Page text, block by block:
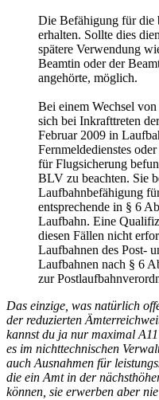
Die Befähigung für die
erhalten. Sollte dies
spätere Verwendung
Beamtin oder der
angehörte, möglich.
Bei einem Wechsel
sich bei Inkrafttreten
Februar 2009 in
Fernmeldedienstes
für Flugsicherung
BLV zu beachten. Sie
Laufbahnbefähigung
entsprechende in § 6
Laufbahn. Eine
diesen Fällen nicht
Laufbahnen des Post-
Laufbahnen nach § 6
zur
Das einzige, was natürlich
der reduzierten
kannst du ja nur maximal
es im nichttechnischen
auch Ausnahmen für
die ein Amt in der
können, sie erwerben aber